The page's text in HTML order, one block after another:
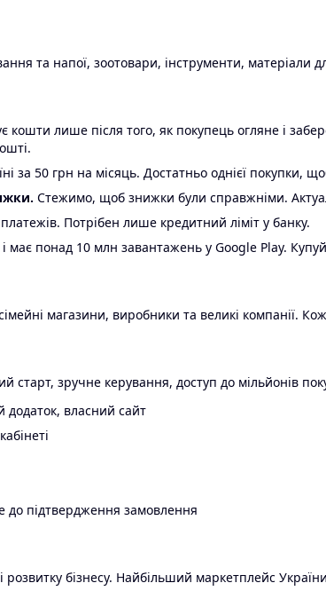
та напої, зоотовари, інструменти, матеріали
кошти лише після того, як покупець огляне і
за 50 грн на місяць. Достатньо однієї покупки,
Стежимо, щоб знижки були справжніми.
Потрібен лише кредитний ліміт у банку.
має понад 10 млн завантажень у Google Play.
магазини, виробники та великі компанії.
старт, зручне керування, доступ до мільйонів
додаток, власний сайт
до підтвердження замовлення
бізнесу. Найбільший маркетплейс